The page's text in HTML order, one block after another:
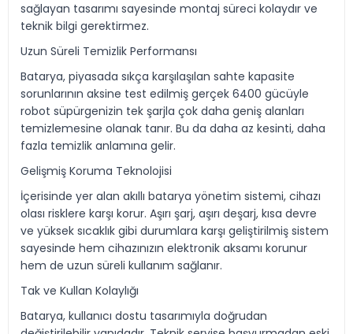
sağlayan tasarımı sayesinde montaj süreci kolaydır ve
teknik bilgi gerektirmez.
Uzun Süreli Temizlik Performansı
Batarya, piyasada sıkça karşılaşılan sahte kapasite
sorunlarının aksine test edilmiş gerçek 6400 gücüyle
robot süpürgenizin tek şarjla çok daha geniş alanları
temizlemesine olanak tanır. Bu da daha az kesinti, daha
fazla temizlik anlamına gelir.
Gelişmiş Koruma Teknolojisi
İçerisinde yer alan akıllı batarya yönetim sistemi, cihazı
olası risklere karşı korur. Aşırı şarj, aşırı deşarj, kısa devre
ve yüksek sıcaklık gibi durumlara karşı geliştirilmiş sistem
sayesinde hem cihazınızın elektronik aksamı korunur
hem de uzun süreli kullanım sağlanır.
Tak ve Kullan Kolaylığı
Batarya, kullanıcı dostu tasarımıyla doğrudan